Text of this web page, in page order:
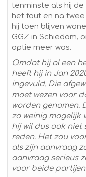
tenminste als hij
het fout en na
hij toen blijven
GGZ in Schiedam,
optie meer was.
Omdat hij al een
heeft hij in Jan
ingevuld. Die
moet wezen voor
worden genomen.
zo weinig mogelijk
hij wil dus ook niet
reden. Het zou
als zijn aanvraag
aanvraag serieus
voor beide